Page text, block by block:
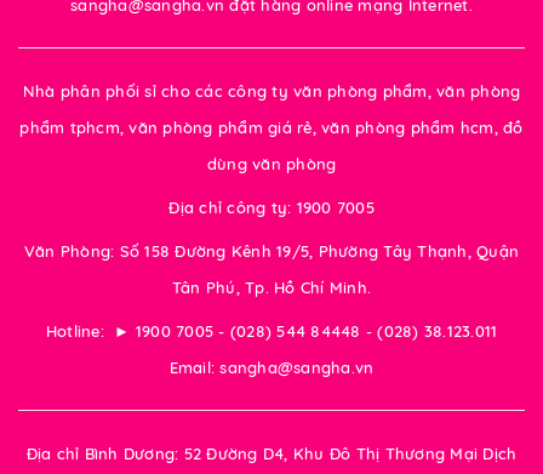
sangha@sangha.vn đặt hàng online mạng Internet.
Nhà phân phối sỉ cho các công ty văn phòng phẩm, văn phòng
phẩm tphcm, văn phòng phẩm giá rẻ, văn phòng phẩm hcm, đồ
dùng văn phòng
Địa chỉ công ty: 1900 7005
Văn Phòng: Số 158 Đường Kênh 19/5, Phường Tây Thạnh, Quận
Tân Phú, Tp. Hồ Chí Minh.
Hotline: ► 1900 7005 - (028) 544 84448 - (028) 38.123.011
Email: sangha@sangha.vn
Địa chỉ Bình Dương: 52 Đường D4, Khu Đô Thị Thương Mại Dịch